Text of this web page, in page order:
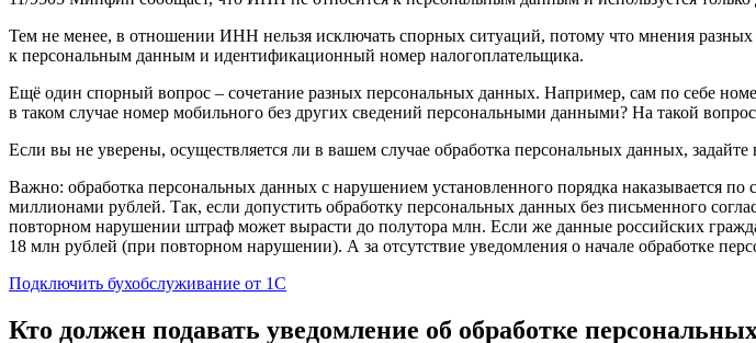
Тем не менее, в отношении ИНН нельзя исключать спорных ситуаций, потому что мнения разных
к персональным данным и идентификационный номер налогоплательщика.
Ещё один спорный вопрос – сочетание разных персональных данных. Например, сам по себе
в таком случае номер мобильного без других сведений персональными данными? На такой
Если вы не уверены, осуществляется ли в вашем случае обработка персональных данных,
Важно: обработка персональных данных с нарушением установленного порядка наказывается
миллионами рублей. Так, если допустить обработку персональных данных без письменного
повторном нарушении штраф может вырасти до полутора млн. Если же данные российских
18 млн рублей (при повторном нарушении). А за отсутствие уведомления о начале обработке
Подключить бухобслуживание от 1С
Кто должен подавать уведомление об обработке